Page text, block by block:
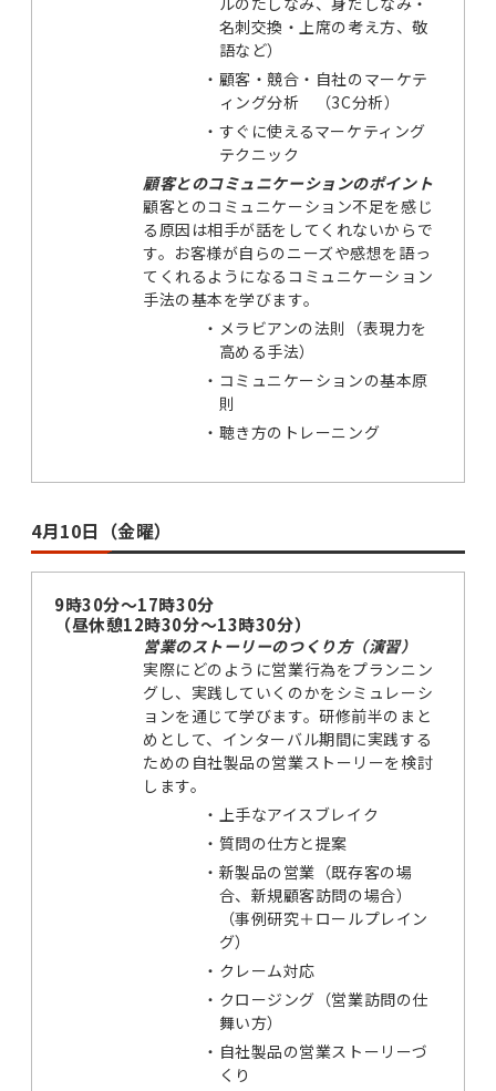
名刺交換・上席の考え方、敬
語など）
・ 顧客・競合・自社のマーケテ
ィング分析 （3C分析）
・ すぐに使えるマーケティング
テクニック
顧客とのコミュニケーションのポイント
顧客とのコミュニケーション不足を感じ
る原因は相手が話をしてくれないからで
す。お客様が自らのニーズや感想を語っ
てくれるようになるコミュニケーション
手法の基本を学びます。
・ メラビアンの法則（表現力を
高める手法）
・ コミュニケーションの基本原
則
・ 聴き方のトレーニング
4月10日（金曜）
9時30分～17時30分
（昼休憩12時30分～13時30分）
営業のストーリーのつくり方（演習）
実際にどのように営業行為をプランニン
グし、実践していくのかをシミュレーシ
ョンを通じて学びます。研修前半のまと
めとして、インターバル期間に実践する
ための自社製品の営業ストーリーを検討
します。
・ 上手なアイスブレイク
・ 質問の仕方と提案
・ 新製品の営業（既存客の場
合、新規顧客訪問の場合）
（事例研究＋ロールプレイン
グ）
・ クレーム対応
・ クロージング（営業訪問の仕
舞い方）
・ 自社製品の営業ストーリーづ
くり